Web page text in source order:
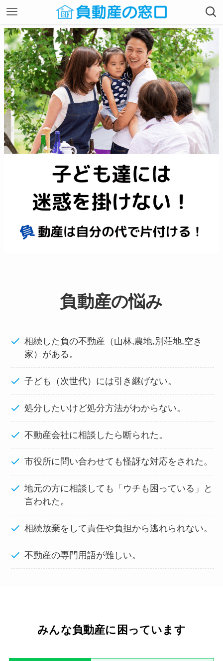
負動産の悩み
相続した負の不動産（山林,農地,別荘地,空き
家）がある。
子ども（次世代）には引き継げない。
処分したいけど処分方法がわからない。
不動産会社に相談したら断られた。
市役所に問い合わせても怪訝な対応をされた。
地元の方に相談しても「ウチも困っている」と
言われた。
相続放棄をして責任や負担から逃れられない。
不動産の専門用語が難しい。
みんな負動産に困っています